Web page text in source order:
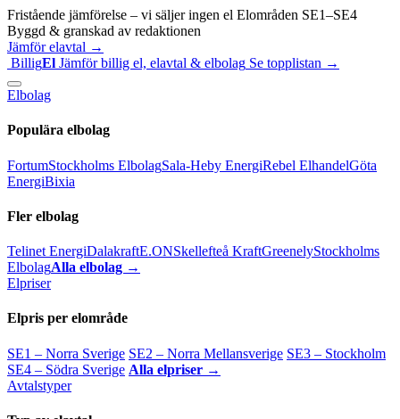
Fristående jämförelse – vi säljer ingen el Elområden SE1–SE4
Byggd & granskad av redaktionen
Jämför elavtal →
BilligEl Jämför billig el, elavtal & elbolag Se topplistan →
Elbolag
Populära elbolag
FortumStockholms ElbolagSala-Heby EnergiRebel ElhandelGöta
EnergiBixia
Fler elbolag
Telinet EnergiDalakraftE.ONSkellefteå KraftGreenelyStockholms
ElbolagAlla elbolag →
Elpriser
Elpris per elområde
SE1 – Norra Sverige SE2 – Norra Mellansverige SE3 – Stockholm
SE4 – Södra Sverige Alla elpriser →
Avtalstyper